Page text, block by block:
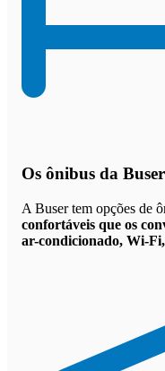
Os ônibus da
A Buser tem opções de
confortáveis que os
ar-condicionado, Wi-